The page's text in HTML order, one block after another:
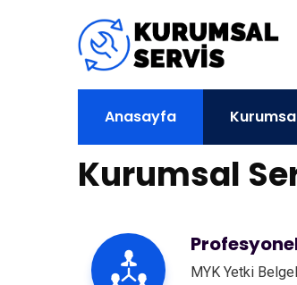
Anasayfa
Kurumsal
MYK Yetki